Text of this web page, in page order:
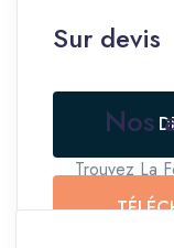
Sur devis
Vous êtes
Nos
Trouvez La